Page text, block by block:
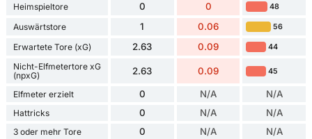
Heimspieltore 0 0 48
Auswärtstore 1 0.06 56
Erwartete Tore (xG) 2.63 0.09 44
Nicht-Elfmetertore xG
(npxG)
2.63 0.09 45
Elfmeter erzielt 0 N/A N/A
Hattricks 0 N/A N/A
3 oder mehr Tore 0 N/A N/A